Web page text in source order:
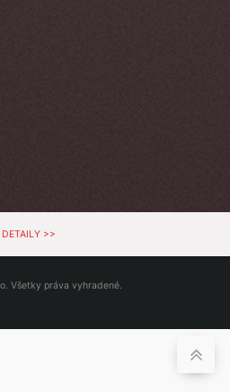
DETAILY >>
Všetky práva vyhradené.